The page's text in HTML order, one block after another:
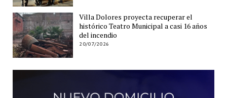
Villa Dolores proyecta recuperar el
histórico Teatro Municipal a casi 16 años
del incendio
20/07/2026